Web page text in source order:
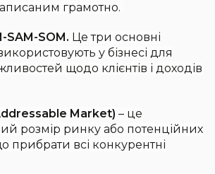
грамотно.
SAM-SOM. Це три основні
у бізнесі для
щодо клієнтів і доходів
Market) – це
розмір ринку або потенційних
прибрати всі конкурентні